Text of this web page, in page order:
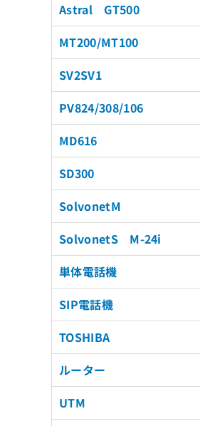
Astral GT500
MT200/MT100
SV2SV1
PV824/308/106
MD616
SD300
SolvonetM
SolvonetS M-24i
単体電話機
SIP電話機
TOSHIBA
ルーター
UTM